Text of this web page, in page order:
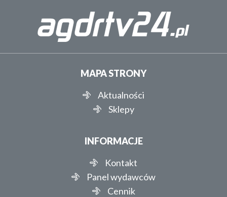
MAPA STRONY
Aktualności
Sklepy
INFORMACJE
Kontakt
Panel wydawców
Cennik